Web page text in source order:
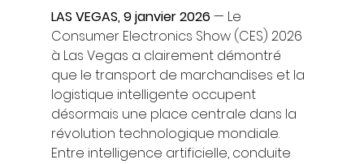
LAS VEGAS, 9 janvier 2026 — Le
Consumer Electronics Show (CES) 2026
à Las Vegas a clairement démontré
que le transport de marchandises et la
logistique intelligente occupent
désormais une place centrale dans la
révolution technologique mondiale.
Entre intelligence artificielle, conduite